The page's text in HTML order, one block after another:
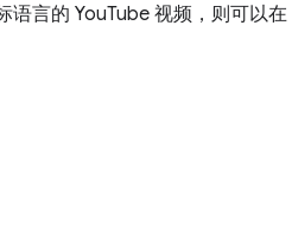
语言的 YouTube 视频，则可以在